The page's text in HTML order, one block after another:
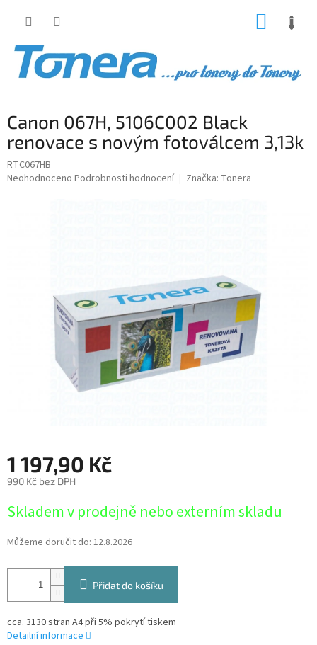
Canon 067H, 5106C002 Black
renovace s novým fotoválcem 3,13k
RTC067HB
Průměrné
Neohodnoceno Podrobnosti hodnocení Značka: Tonera
1 197,90 Kč
990 Kč bez DPH
cena:
Skladem v prodejně nebo externím skladu
Můžeme doručit do: 12.8.2026
Přidat do košíku
cca. 3130 stran A4 při 5% pokrytí tiskem
Detailní informace